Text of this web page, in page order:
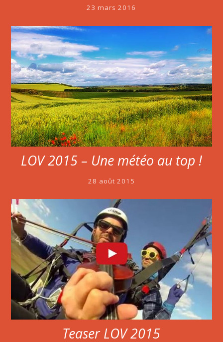
23 mars 2016
LOV 2015 – Une météo au top !
28 août 2015
Teaser LOV 2015